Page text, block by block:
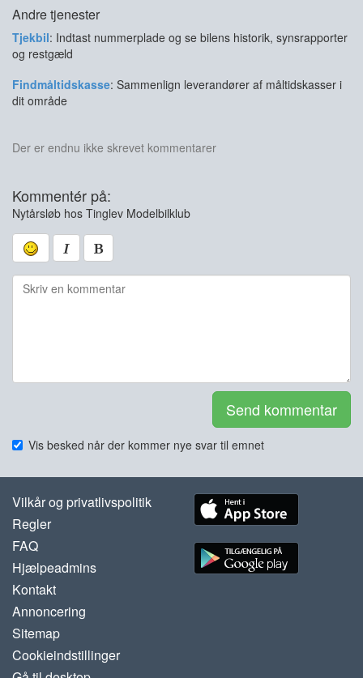
Andre tjenester
Tjekbil: Indtast nummerplade og se bilens historik, synsrapporter
og restgæld
Findmåltidskasse: Sammenlign leverandører af måltidskasser i
dit område
Der er endnu ikke skrevet kommentarer
Kommentér på:
Nytårsløb hos Tinglev Modelbilklub
Send kommentar
Vis besked når der kommer nye svar til emnet
Vilkår og privatlivspolitik
Regler
FAQ
Hjælpeadmins
Kontakt
Annoncering
Sitemap
Cookieindstillinger